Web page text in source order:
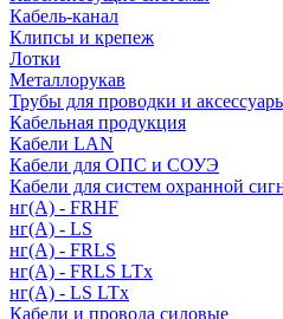
Кабель-канал
Клипсы и крепеж
Лотки
Металлорукав
Трубы для проводки и
Кабельная продукция
Кабели LAN
Кабели для ОПС и СОУЭ
Кабели для систем охранной
нг(A) - FRHF
нг(A) - LS
нг(А) - FRLS
нг(А) - FRLS LTx
нг(А) - LS LTx
Кабели и провода силовые